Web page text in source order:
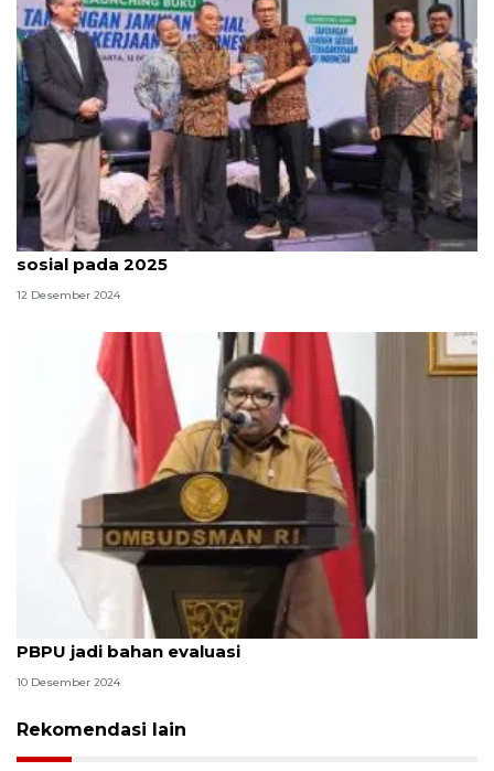
BPJS targetkan 57 juta pekerja terlindungi jaminan
sosial pada 2025
12 Desember 2024
Wamendagri: Kajian Ombudsman RI soal jamsos
PBPU jadi bahan evaluasi
10 Desember 2024
Rekomendasi lain